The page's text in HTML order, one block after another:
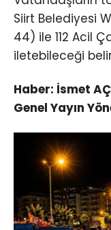
Siirt Belediyesi
44) ile 112 Acil
iletebileceği
Haber: İsmet
Genel Yayın